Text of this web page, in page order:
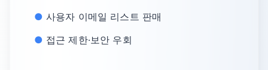
사용자 이메일 리스트 판매
접근 제한·보안 우회